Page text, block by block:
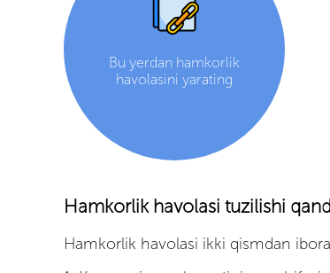
Bu yerdan hamkorlik
havolasini yarating
Hamkorlik havolasi tuzilishi
Hamkorlik havolasi ikki qismdan